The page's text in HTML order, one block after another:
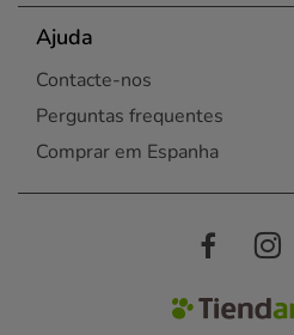
Ajuda
Contacte-nos
Perguntas frequentes
Comprar em Espanha